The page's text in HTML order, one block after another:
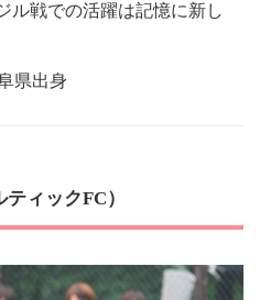
ル戦での活躍は記憶に新し
県出身
ィックFC）